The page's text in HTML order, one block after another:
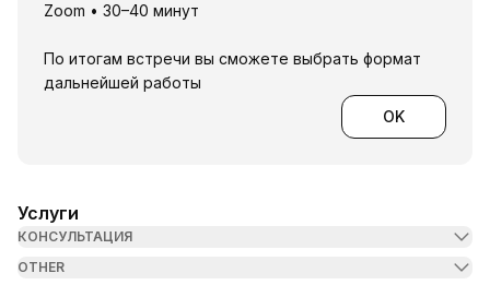
Zoom • 30–40 минут
По итогам встречи вы сможете выбрать формат
дальнейшей работы
OK
Услуги
КОНСУЛЬТАЦИЯ
OTHER